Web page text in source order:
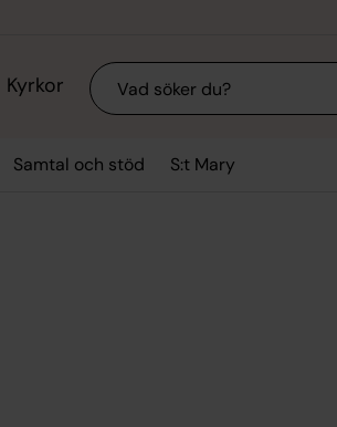
Kyrkor Sök
Samtal och stöd S:t Mary